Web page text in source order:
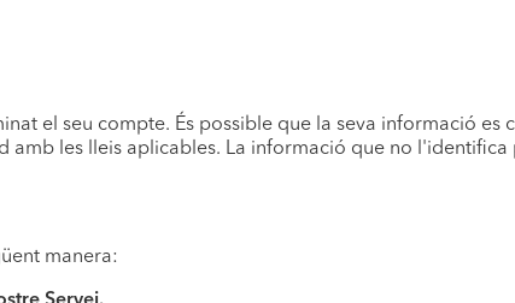
el seu compte. És possible que la seva informació es
les lleis aplicables. La informació que no
manera: